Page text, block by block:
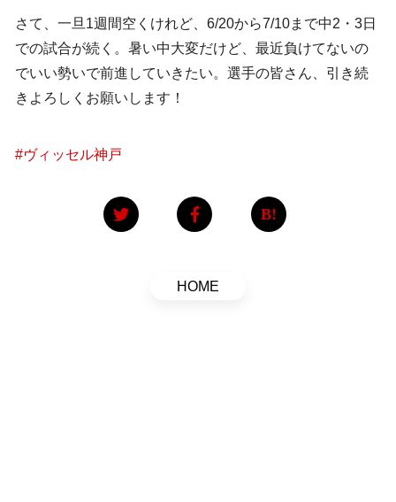
さて、一旦1週間空くけれど、6/20から7/10まで中2・3日
での試合が続く。暑い中大変だけど、最近負けてないの
でいい勢いで前進していきたい。選手の皆さん、引き続
きよろしくお願いします！
#ヴィッセル神戸
HOME